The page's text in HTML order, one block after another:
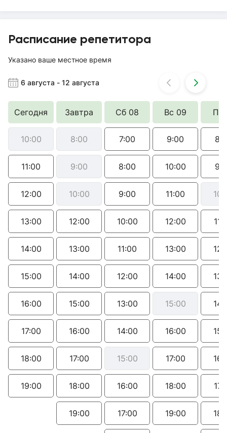
Расписание репетитора
Указано ваше местное время
6 августа - 12 августа
Сегодня Завтра Сб 08 Вс 09 Пн
10:00
11:00
12:00
13:00
14:00
15:00
16:00
17:00
18:00
19:00
8:00
9:00
10:00
12:00
13:00
14:00
15:00
16:00
17:00
18:00
19:00
7:00
8:00
9:00
10:00
11:00
12:00
13:00
14:00
15:00
16:00
17:00
9:00
10:00
11:00
12:00
13:00
14:00
15:00
16:00
17:00
18:00
19:00